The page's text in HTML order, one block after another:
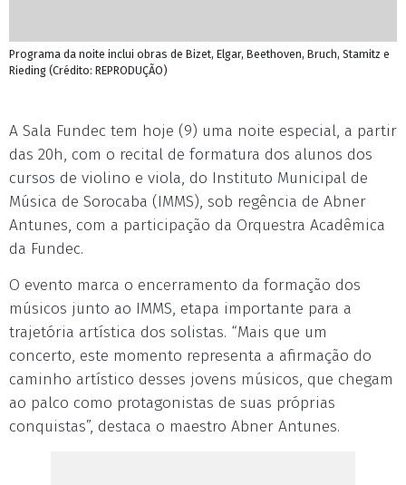
Programa da noite inclui obras de Bizet, Elgar, Beethoven, Bruch, Stamitz e
Rieding (Crédito: REPRODUÇÃO)
A Sala Fundec tem hoje (9) uma noite especial, a partir
das 20h, com o recital de formatura dos alunos dos
cursos de violino e viola, do Instituto Municipal de
Música de Sorocaba (IMMS), sob regência de Abner
Antunes, com a participação da Orquestra Acadêmica
da Fundec.
O evento marca o encerramento da formação dos
músicos junto ao IMMS, etapa importante para a
trajetória artística dos solistas. “Mais que um
concerto, este momento representa a afirmação do
caminho artístico desses jovens músicos, que chegam
ao palco como protagonistas de suas próprias
conquistas”, destaca o maestro Abner Antunes.